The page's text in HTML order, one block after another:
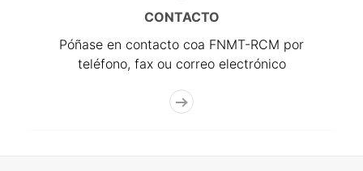
CONTACTO
Póñase en contacto coa FNMT-RCM por
teléfono, fax ou correo electrónico